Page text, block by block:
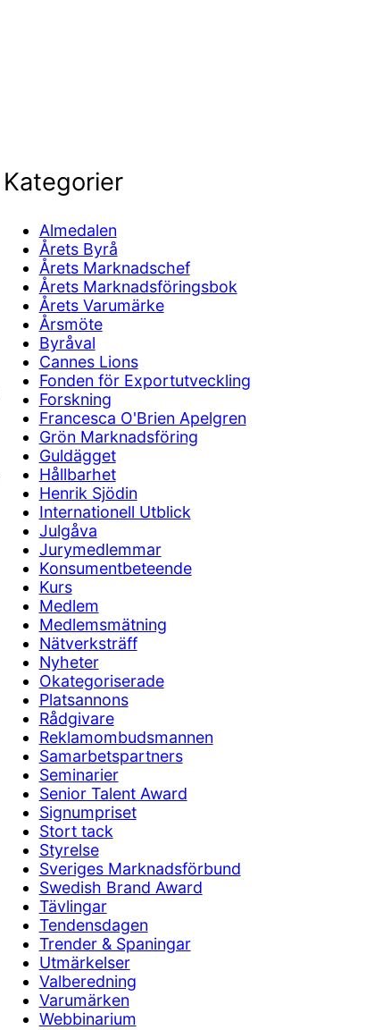
Kategorier
Almedalen
Årets Byrå
Årets Marknadschef
Årets Marknadsföringsbok
Årets Varumärke
Årsmöte
Byråval
Cannes Lions
Fonden för Exportutveckling
Forskning
Francesca O'Brien Apelgren
Grön Marknadsföring
Guldägget
Hållbarhet
Henrik Sjödin
Internationell Utblick
Julgåva
Jurymedlemmar
Konsumentbeteende
Kurs
Medlem
Medlemsmätning
Nätverksträff
Nyheter
Okategoriserade
Platsannons
Rådgivare
Reklamombudsmannen
Samarbetspartners
Seminarier
Senior Talent Award
Signumpriset
Stort tack
Styrelse
Sveriges Marknadsförbund
Swedish Brand Award
Tävlingar
Tendensdagen
Trender & Spaningar
Utmärkelser
Valberedning
Varumärken
Webbinarium